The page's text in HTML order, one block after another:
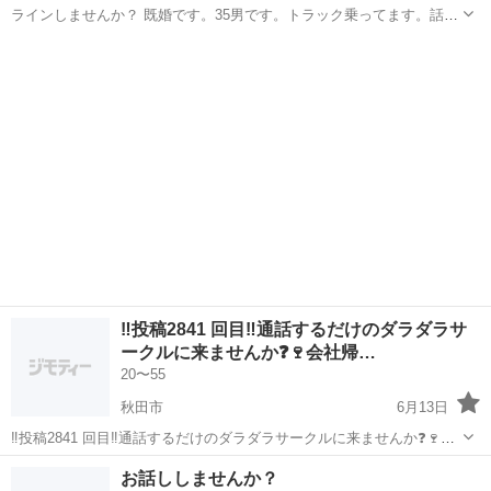
ラインしませんか？ 既婚です。35男です。トラック乗ってます。話相
‼️投稿2841 回目‼️通話するだけのダラダラサ
ークルに来ませんか❓🍷会社帰…
20〜55
秋田市
6月13日
‼️投稿2841 回目‼️通話するだけのダラダラサークルに来ませんか❓🍷会
社帰ってからや運転中など暇な時間に通話しませんか❓メンバー130人
くらいいます。 男女比は半半くらいで年齢層は20代から40代が多いで
グルチャ
お話ししませんか？